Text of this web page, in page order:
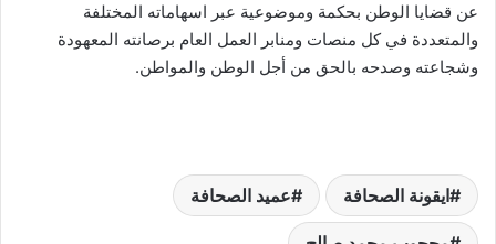
عن قضايا الوطن بحكمة وموضوعية عبر اسهاماته المختلفة
والمتعددة في كل منصات ومنابر العمل العام برصانته المعهودة
وشجاعته وصدحه بالحق من أجل الوطن والمواطن.
ايقونة الصحافة عميد الصحافة